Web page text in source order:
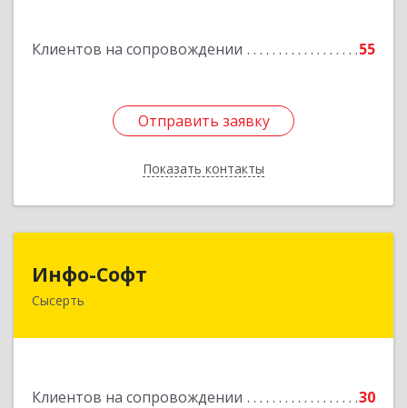
Клиентов на сопровождении 55
Отправить заявку
Показать контакты
Отправить заявку
Назад
Инфо-Софт
Сысерть
Клиентов на сопровождении 30
624021, Свердловская обл, Сысерть г, Коммуны